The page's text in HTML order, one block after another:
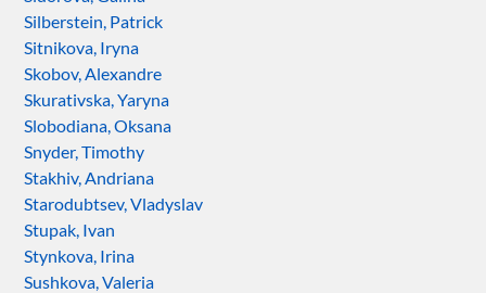
Silberstein, Patrick
Sitnikova, Iryna
Skobov, Alexandre
Skurativska, Yaryna
Slobodiana, Oksana
Snyder, Timothy
Stakhiv, Andriana
Starodubtsev, Vladyslav
Stupak, Ivan
Stynkova, Irina
Sushkova, Valeria